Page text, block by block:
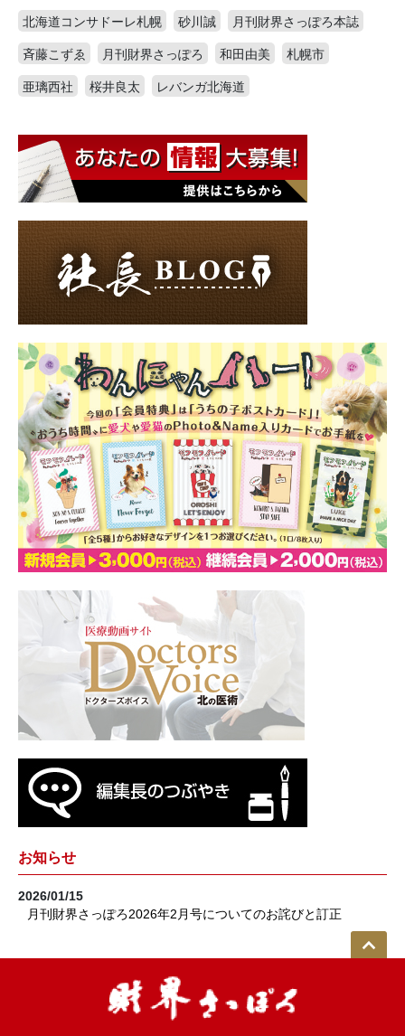
北海道コンサドーレ札幌
砂川誠
月刊財界さっぽろ本誌
斉藤こずゑ
月刊財界さっぽろ 和田由美
札幌市
亜璃西社
桜井良太 レバンガ北海道
お知らせ
2026/01/15
月刊財界さっぽろ2026年2月号についてのお詫びと訂正